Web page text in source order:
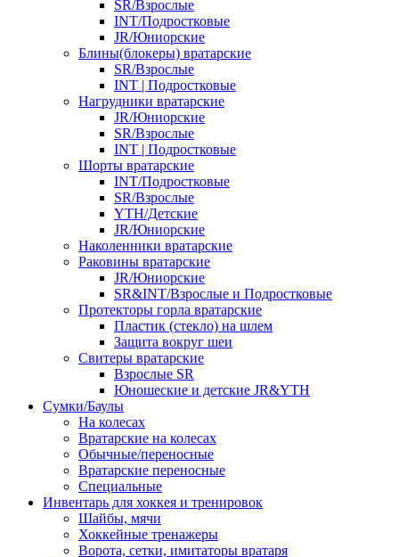
SR/Взрослые
INT/Подростковые
JR/Юниорские
Блины(блокеры) вратарские
SR/Взрослые
INT | Подростковые
Нагрудники вратарские
JR/Юниорские
SR/Взрослые
INT | Подростковые
Шорты вратарские
INT/Подростковые
SR/Взрослые
YTH/Детские
JR/Юниорские
Наколенники вратарские
Раковины вратарские
JR/Юниорские
SR&INT/Взрослые и Подростковые
Протекторы горла вратарские
Пластик (стекло) на шлем
Защита вокруг шеи
Свитеры вратарские
Взрослые SR
Юношеские и детские JR&YTH
Сумки/Баулы
На колесах
Вратарские на колесах
Обычные/переносные
Вратарские переносные
Специальные
Инвентарь для хоккея и тренировок
Шайбы, мячи
Хоккейные тренажеры
Ворота, сетки, имитаторы вратаря